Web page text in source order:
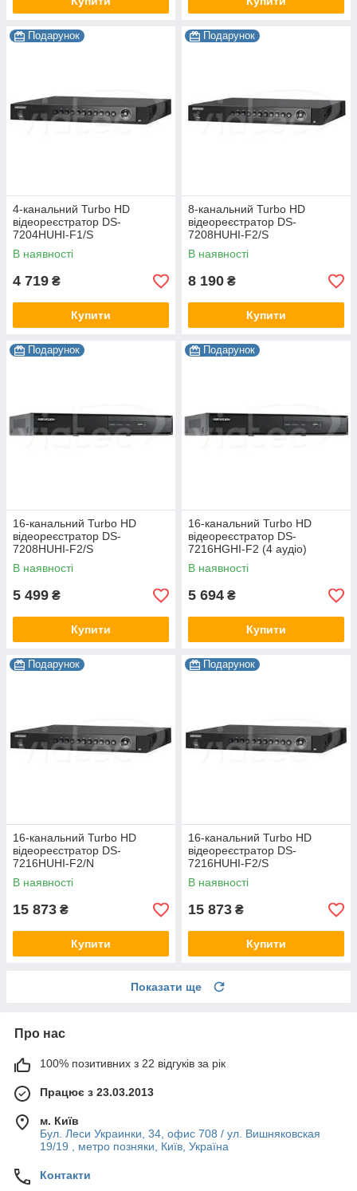
Подарунок
4-канальний Turbo HD
відеореєстратор DS-
7204HUHI-F1/S
В наявності
4 719 ₴
Купити
Подарунок
8-канальний Turbo HD
відеореєстратор DS-
7208HUHI-F2/S
В наявності
8 190 ₴
Купити
Подарунок
16-канальний Turbo HD
відеореєстратор DS-
7208HUHI-F2/S
В наявності
5 499 ₴
Купити
Подарунок
16-канальний Turbo HD
відеореєстратор DS-
7216HGHI-F2 (4 аудіо)
В наявності
5 694 ₴
Купити
Подарунок
16-канальний Turbo HD
відеореєстратор DS-
7216HUHI-F2/N
В наявності
15 873 ₴
Купити
Подарунок
16-канальний Turbo HD
відеореєстратор DS-
7216HUHI-F2/S
В наявності
15 873 ₴
Купити
Показати ще
Про нас
100% позитивних з 22 відгуків за рік
Працює з 23.03.2013
м. Київ
Бул. Леси Украинки, 34, офис 708 / ул. Вишняковская
19/19 , метро позняки, Київ, Україна
Контакти